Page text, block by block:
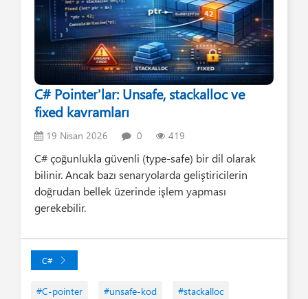
C# Pointer'lar: Unsafe, stackalloc ve
fixed kavramları
19 Nisan 2026 0 419
C# çoğunlukla güvenli (type-safe) bir dil olarak
bilinir. Ancak bazı senaryolarda geliştiricilerin
doğrudan bellek üzerinde işlem yapması
gerekebilir.
C#
#C-pointer #unsafe-kod
#stackalloc